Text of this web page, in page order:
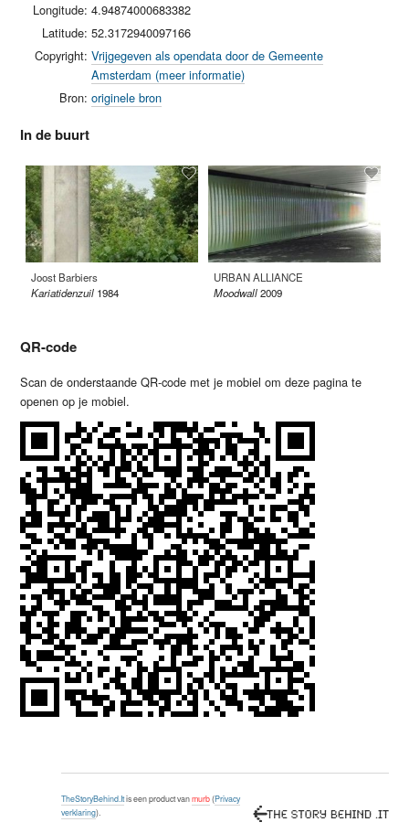
Longitude: 4.94874000683382
Latitude: 52.3172940097166
Copyright: Vrijgegeven als opendata door de Gemeente
Amsterdam (meer informatie)
Bron: originele bron
In de buurt
Joost Barbiers
Kariatidenzuil 1984
URBAN ALLIANCE
Moodwall2009
QR-code
Scan de onderstaande QR-code met je mobiel om deze pagina te
openen op je mobiel.
TheStoryBehind.Itis een product vanmurb(Privacy
verklaring).